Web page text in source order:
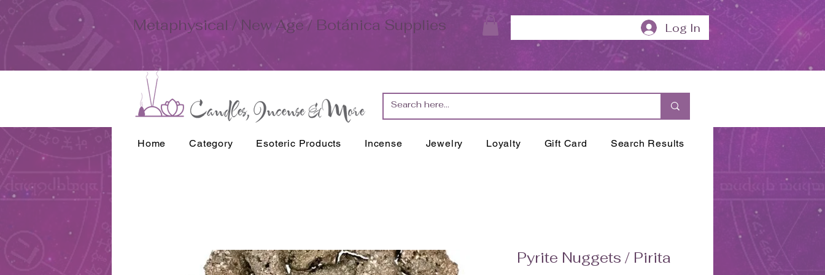
Metaphysical / New Age / Botánica Supplies Log In
Home Category Esoteric Products Incense Jewelry Loyalty Gift Card Search Results
Pyrite Nuggets / Pirita